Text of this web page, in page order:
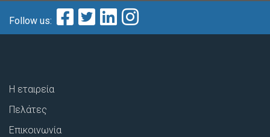
Follow us:
Η εταιρεία
Πελάτες
Επικοινωνία